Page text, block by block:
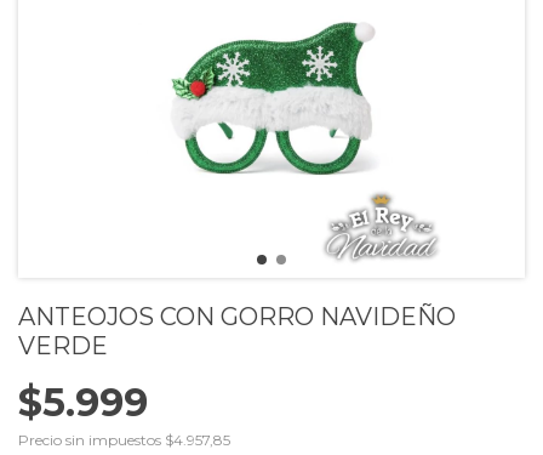
ANTEOJOS CON GORRO NAVIDEÑO
VERDE
$5.999
Precio sin impuestos $4.957,85